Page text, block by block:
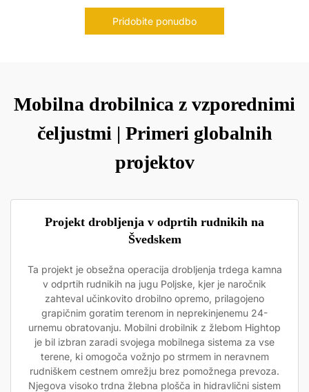
Pridobite ponudbo
Mobilna drobilnica z vzporednimi
čeljustmi | Primeri globalnih
projektov
Projekt drobljenja v odprtih rudnikih na
Švedskem
Ta projekt je obsežna operacija drobljenja trdega kamna
v odprtih rudnikih na jugu Poljske, kjer je naročnik
zahteval učinkovito drobilno opremo, prilagojeno
grapičnim goratim terenom in neprekinjenemu 24-
urnemu obratovanju. Mobilni drobilnik z žlebom Hightop
je bil izbran zaradi svojega mobilnega sistema za vse
terene, ki omogoča vožnjo po strmem in neravnem
rudniškem cestnem omrežju brez pomožnega prevoza.
Njegova visoko trdna žlebna plošča in hidravlični sistem